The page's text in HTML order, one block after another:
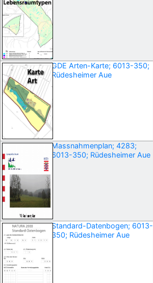
GDE Arten-Karte; 6013-350;
Rüdesheimer Aue
Massnahmenplan; 4283;
6013-350; Rüdesheimer Aue
Standard-Datenbogen; 6013-
350; Rüdesheimer Aue